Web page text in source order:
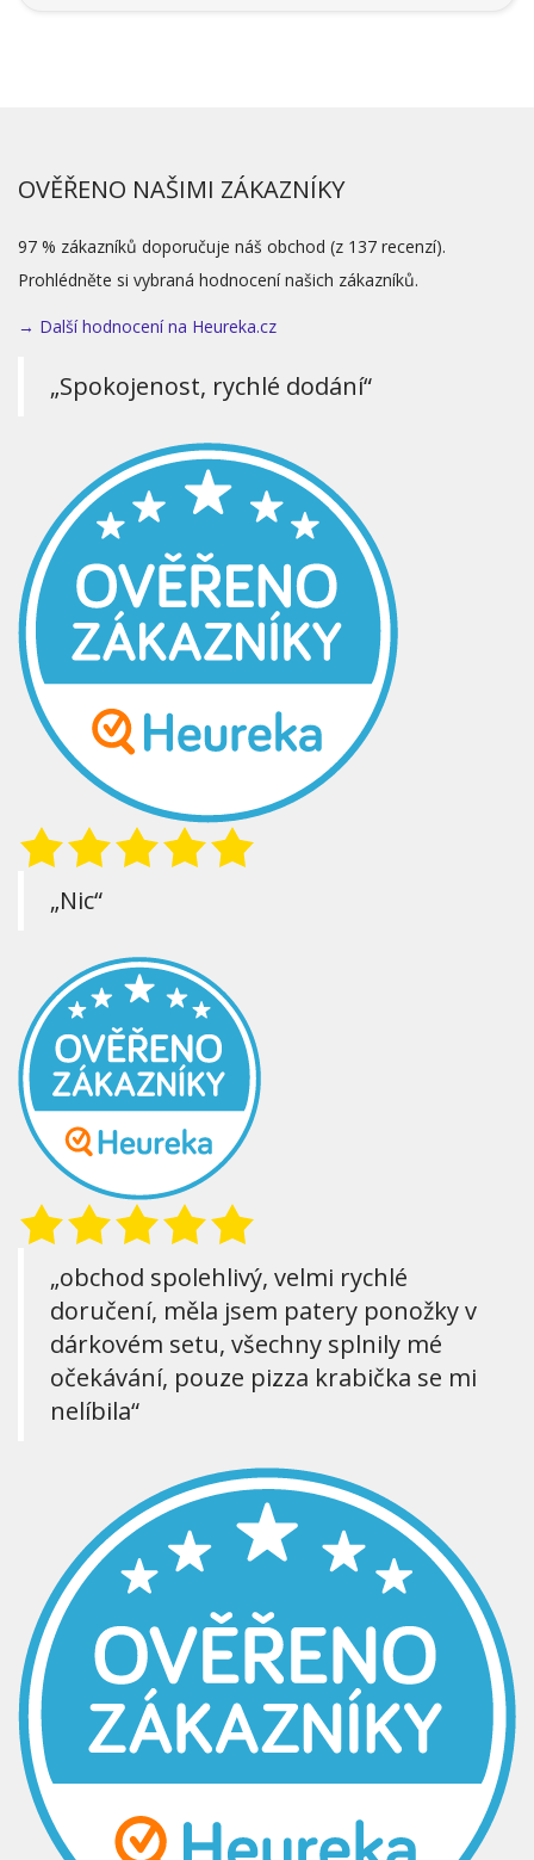
OVĚŘENO NAŠIMI ZÁKAZNÍKY
97 % zákazníků doporučuje náš obchod (z 137 recenzí).
Prohlédněte si vybraná hodnocení našich zákazníků.
→ Další hodnocení na Heureka.cz
„Spokojenost, rychlé dodání“
„Nic“
„obchod spolehlivý, velmi rychlé
doručení, měla jsem patery ponožky v
dárkovém setu, všechny splnily mé
očekávání, pouze pizza krabička se mi
nelíbila“